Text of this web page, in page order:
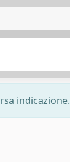
indicazione.